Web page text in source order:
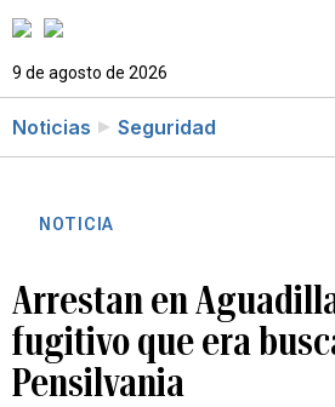
9 de agosto de 2026
Noticias Seguridad
NOTICIA
Arrestan en
fugitivo que era
Pensilvania